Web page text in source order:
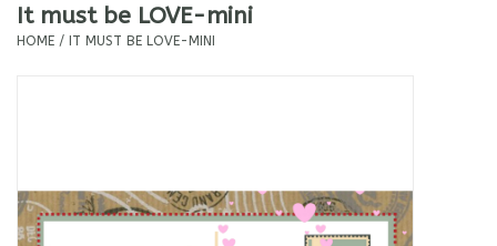
Thee cadeautjes
ICE tea
It must be LOVE-mini
HOME / IT MUST BE LOVE-MINI